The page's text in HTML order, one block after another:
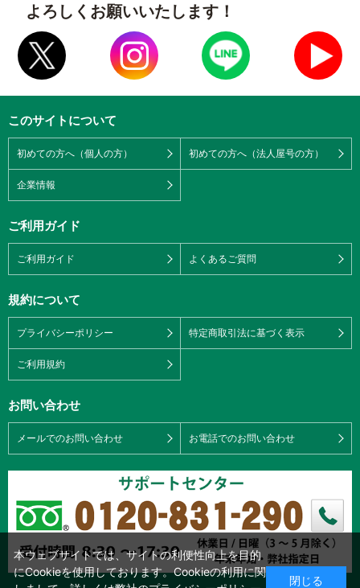
よろしくお願いいたします！
このサイトについて
初めての方へ（個人の方） 初めての方へ（法人屋号の方）
企業情報
ご利用ガイド
ご利用ガイド よくあるご質問
規約について
プライバシーポリシー 特定商取引法に基づく表示
ご利用規約
お問い合わせ
メールでのお問い合わせ お電話でのお問い合わせ
本ウェブサイトでは、サイトの利便性向上を目的
にCookieを使用しております。Cookieの利用に関
閉じる